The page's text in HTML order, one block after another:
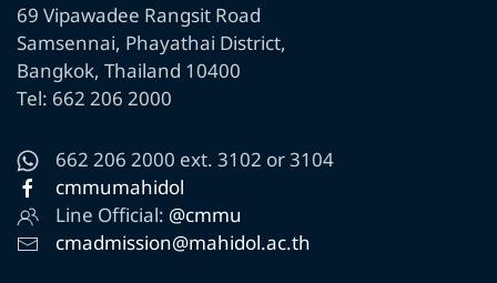
69 Vipawadee Rangsit Road
Samsennai, Phayathai District,
Bangkok, Thailand 10400
Tel: 662 206 2000
662 206 2000 ext. 3102 or 3104
cmmumahidol
Line Official: @cmmu
cmadmission@mahidol.ac.th